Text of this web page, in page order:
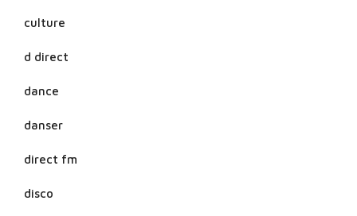
culture
d direct
dance
danser
direct fm
disco